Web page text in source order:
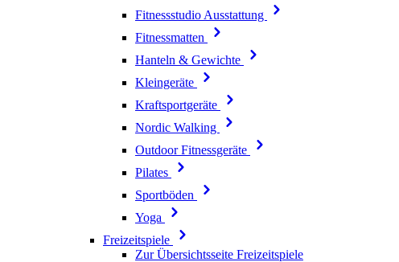
Fitnessstudio Ausstattung
Fitnessmatten
Hanteln & Gewichte
Kleingeräte
Kraftsportgeräte
Nordic Walking
Outdoor Fitnessgeräte
Pilates
Sportböden
Yoga
Freizeitspiele
Zur Übersichtsseite Freizeitspiele